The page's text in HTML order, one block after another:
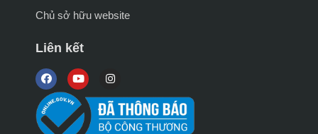
Chủ sở hữu website
Liên kết